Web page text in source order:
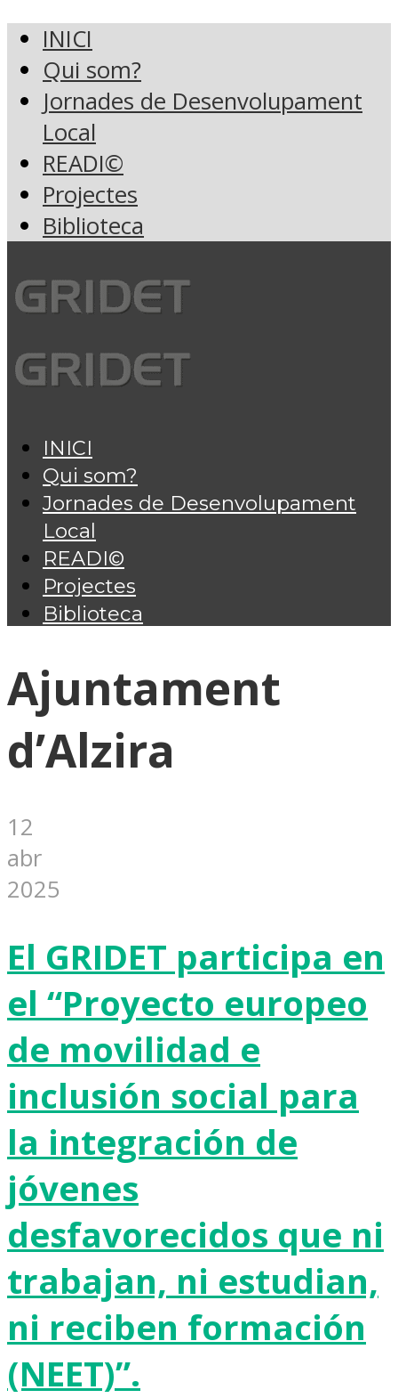
INICI
Qui som?
Jornades de Desenvolupament
Local
READI©
Projectes
Biblioteca
INICI
Qui som?
Jornades de Desenvolupament
Local
READI©
Projectes
Biblioteca
Ajuntament
d’Alzira
12
abr
2025
El GRIDET participa en
el “Proyecto europeo
de movilidad e
inclusión social para
la integración de
jóvenes
desfavorecidos que ni
trabajan, ni estudian,
ni reciben formación
(NEET)”.